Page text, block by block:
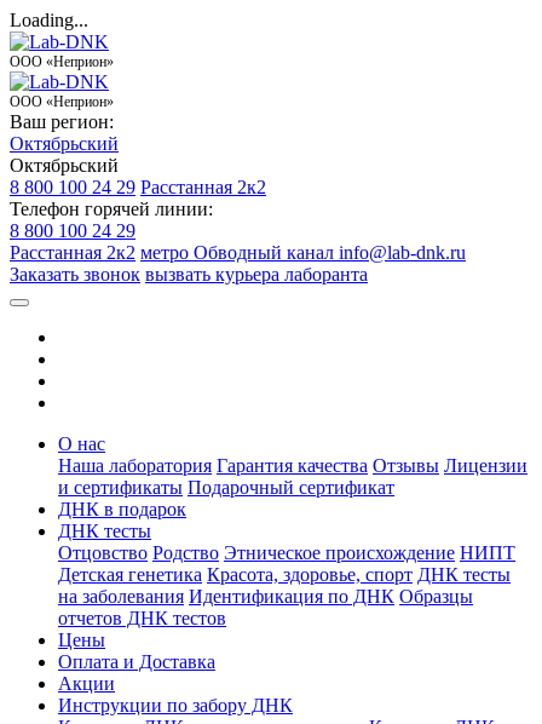
Loading...
ООО «Неприон»
ООО «Неприон»
Ваш регион:
Октябрьский
Октябрьский
8 800 100 24 29 Расстанная 2к2
Телефон горячей линии:
8 800 100 24 29
Расстанная 2к2 метро Обводный канал info@lab-dnk.ru
Заказать звонок вызвать курьера лаборанта
О нас
Наша лаборатория Гарантия качества Отзывы Лицензии
и сертификаты Подарочный сертификат
ДНК в подарок
ДНК тесты
Отцовство Родство Этническое происхождение НИПТ
Детская генетика Красота, здоровье, спорт ДНК тесты
на заболевания Идентификация по ДНК Образцы
отчетов ДНК тестов
Цены
Оплата и Доставка
Акции
Инструкции по забору ДНК